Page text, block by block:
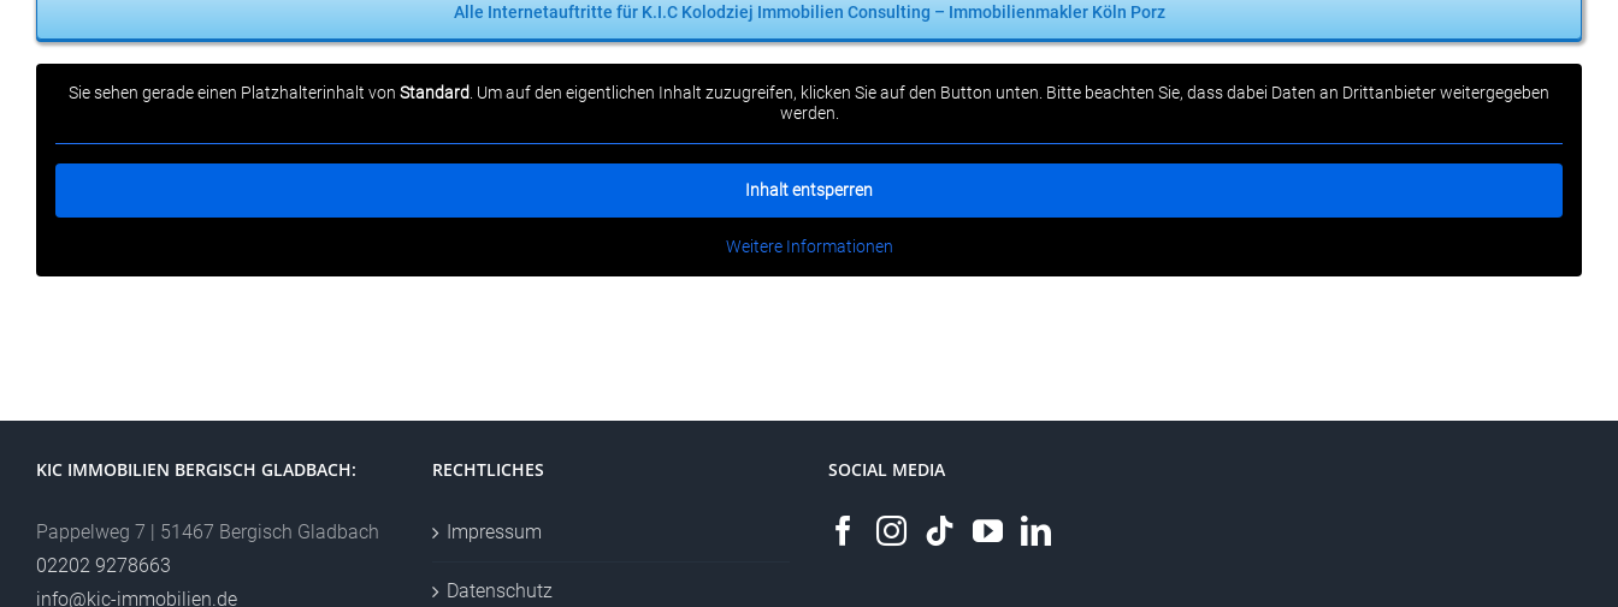
Alle Internetauftritte für K.I.C Kolodziej Immobilien Consulting – Immobilienmakler Köln Porz
Sie sehen gerade einen Platzhalterinhalt von Standard . Um auf den eigentlichen Inhalt zuzugreifen, klicken Sie auf den Button unten. Bitte beachten Sie, dass dabei Daten an Drittanbieter weitergegeben
werden.
Inhalt entsperren
Weitere Informationen
KIC IMMOBILIEN BERGISCH GLADBACH:
Pappelweg 7 | 51467 Bergisch Gladbach
02202 9278663
info@kic-immobilien.de
RECHTLICHES
Impressum
Datenschutz
SOCIAL MEDIA